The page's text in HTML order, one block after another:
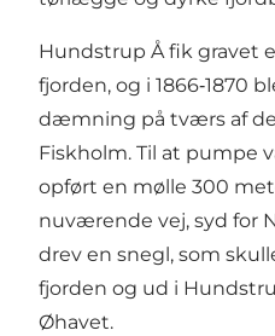
Hundstrup Å fik gravet
fjorden, og i 1866‑1870
dæmning på tværs af de
Fiskholm. Til at pumpe
opført en mølle 300
nuværende vej, syd for
drev en snegl, som
fjorden og ud i
Øhavet.